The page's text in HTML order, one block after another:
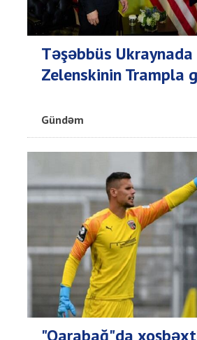
Təşəbbüs
Zelenskinin Trampla
Gündəm
"Qarabağ"da